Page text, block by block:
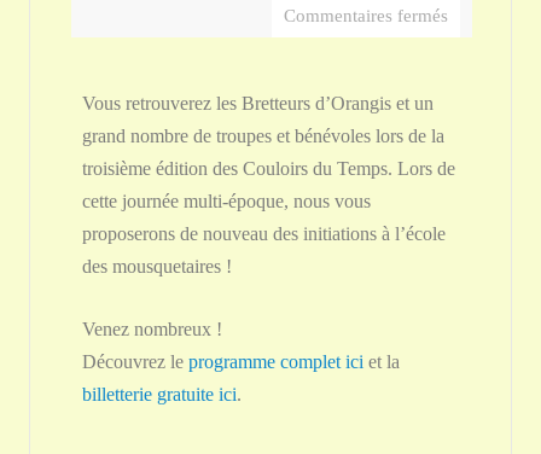
Commentaires fermés
Vous retrouverez les Bretteurs d’Orangis et un
grand nombre de troupes et bénévoles lors de la
troisième édition des Couloirs du Temps. Lors de
cette journée multi-époque, nous vous
proposerons de nouveau des initiations à l’école
des mousquetaires !
Venez nombreux !
Découvrez le programme complet ici et la
billetterie gratuite ici.